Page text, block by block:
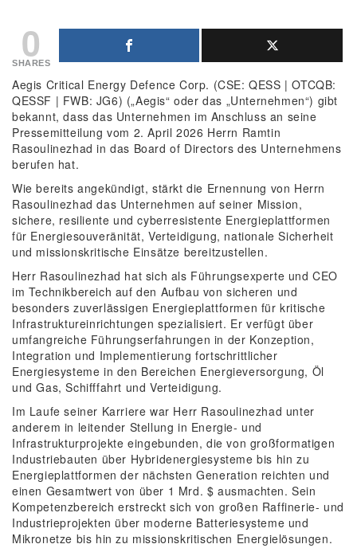
0
SHARES
Aegis Critical Energy Defence Corp. (CSE: QESS | OTCQB:
QESSF | FWB: JG6) („Aegis“ oder das „Unternehmen“) gibt
bekannt, dass das Unternehmen im Anschluss an seine
Pressemitteilung vom 2. April 2026 Herrn Ramtin
Rasoulinezhad in das Board of Directors des Unternehmens
berufen hat.
Wie bereits angekündigt, stärkt die Ernennung von Herrn
Rasoulinezhad das Unternehmen auf seiner Mission,
sichere, resiliente und cyberresistente Energieplattformen
für Energiesouveränität, Verteidigung, nationale Sicherheit
und missionskritische Einsätze bereitzustellen.
Herr Rasoulinezhad hat sich als Führungsexperte und CEO
im Technikbereich auf den Aufbau von sicheren und
besonders zuverlässigen Energieplattformen für kritische
Infrastruktureinrichtungen spezialisiert. Er verfügt über
umfangreiche Führungserfahrungen in der Konzeption,
Integration und Implementierung fortschrittlicher
Energiesysteme in den Bereichen Energieversorgung, Öl
und Gas, Schifffahrt und Verteidigung.
Im Laufe seiner Karriere war Herr Rasoulinezhad unter
anderem in leitender Stellung in Energie- und
Infrastrukturprojekte eingebunden, die von großformatigen
Industriebauten über Hybridenergiesysteme bis hin zu
Energieplattformen der nächsten Generation reichten und
einen Gesamtwert von über 1 Mrd. $ ausmachten. Sein
Kompetenzbereich erstreckt sich von großen Raffinerie- und
Industrieprojekten über moderne Batteriesysteme und
Mikronetze bis hin zu missionskritischen Energielösungen.